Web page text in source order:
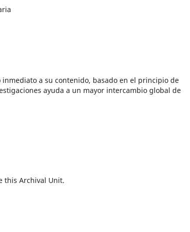
a su contenido, basado en el principio de
ayuda a un mayor intercambio global de
this Archival Unit.